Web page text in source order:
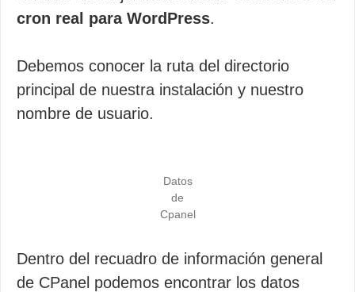
cron real para WordPress.
Debemos conocer la ruta del directorio
principal de nuestra instalación y nuestro
nombre de usuario.
Datos
de
Cpanel
Dentro del recuadro de información general
de CPanel podemos encontrar los datos